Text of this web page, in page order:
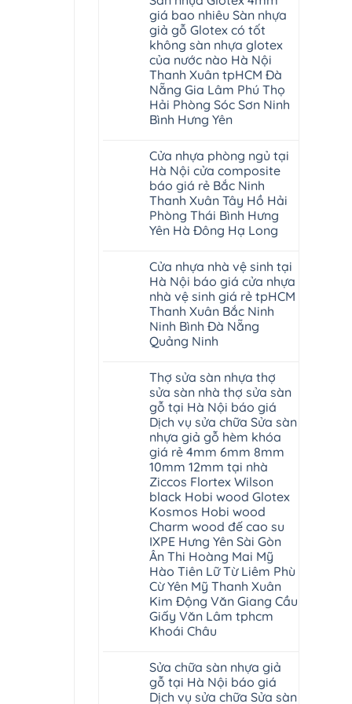
Bình
Thanh
Hóa
Quỳnh
Phụ
Phú
Thọ
Lào
Cai
Tuyên
Quang
Hải
Phòng
được
khẳng
định
tại
Việt
Nam
Fukione
giả
gỗ
hèm
khóa
4mm
6mm
đế
cao
su
Hà
Nội
luận
ở
Sàn
nhựa
Glotex
và
cửa
nhựa
composite
giả
vân
gỗ
gian
sang
trọng
giá bao nhiêu Sàn nhựa
giả gỗ Glotex có tốt
không sàn nhựa glotex
của nước nào Hà Nội
Thanh Xuân tpHCM Đà
Nẵng Gia Lâm Phú Thọ
Hải Phòng Sóc Sơn Ninh
Bình Hưng Yên
bình
luận
ở
Sàn
nhựa
Glotex
4mm
giá
bao
nhựa
giả
gỗ
Glotex
có
tốt
không
sàn
nhựa
nước
nào
Hà
Nội
Thanh
Xuân
tpHCM
Đà
Nẵng
Gia
Lâm
Phú
Thọ
Hải
Phòng
Sóc
Sơn
Ninh
Bình
Hưng
Yên
Cửa nhựa phòng ngủ tại
Hà Nội cửa composite
báo giá rẻ Bắc Ninh
Thanh Xuân Tây Hồ Hải
Phòng Thái Bình Hưng
Yên Hà Đông Hạ Long
bình
luận
ở
Cửa
nhựa
phòng
ngủ
tại
Hà
composite
báo
giá
rẻ
Bắc
Ninh
Thanh
Xuân
Tây
Hồ
Hải
Phòng
Thái
Bình
Hưng
Yên
Hà
Đông
Hạ
Long
Cửa nhựa nhà vệ sinh tại
Hà Nội báo giá cửa nhựa
nhà vệ sinh giá rẻ tpHCM
Thanh Xuân Bắc Ninh
Ninh Bình Đà Nẵng
Quảng Ninh
bình
luận
ở
Cửa
nhựa
nhà
vệ
sinh
tại
Hà
Nội
báo
giá
cửa
nhựa
nhà
vệ
sinh
giá
rẻ
tpHCM
Thanh
Xuân
Bắc
Ninh
Ninh
Nẵng
Quảng
Ninh
Thợ sửa sàn nhựa thợ
sửa sàn nhà thợ sửa sàn
gỗ tại Hà Nội báo giá
Dịch vụ sửa chữa Sửa sàn
nhựa giả gỗ hèm khóa
giá rẻ 4mm 6mm 8mm
10mm 12mm tại nhà
Ziccos Flortex Wilson
black Hobi wood Glotex
Kosmos Hobi wood
Charm wood đế cao su
IXPE Hưng Yên Sài Gòn
Ân Thi Hoàng Mai Mỹ
Hào Tiên Lữ Từ Liêm Phù
Cừ Yên Mỹ Thanh Xuân
Kim Động Văn Giang Cầu
Giấy Văn Lâm tphcm
Khoái Châu
bình
luận
ở
Thợ
Sửa chữa sàn nhựa giả
gỗ tại Hà Nội báo giá
Dịch vụ sửa chữa Sửa sàn